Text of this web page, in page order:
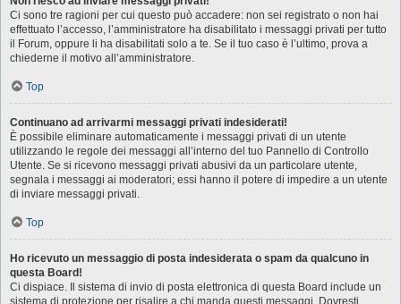
Ci sono tre ragioni per cui questo può accadere: non sei registrato o non hai
effettuato l’accesso, l’amministratore ha disabilitato i messaggi privati per tutto
il Forum, oppure li ha disabilitati solo a te. Se il tuo caso è l’ultimo, prova a
chiederne il motivo all’amministratore.
Top
Continuano ad arrivarmi messaggi privati indesiderati!
È possibile eliminare automaticamente i messaggi privati ​​di un utente
utilizzando le regole dei messaggi all’interno del tuo Pannello di Controllo
Utente. Se si ricevono messaggi privati ​​abusivi da un particolare utente,
segnala i messaggi ai moderatori; essi hanno il potere di impedire a un utente
di inviare messaggi privati​​.
Top
Ho ricevuto un messaggio di posta indesiderata o spam da qualcuno in
questa Board!
Ci dispiace. Il sistema di invio di posta elettronica di questa Board include un
sistema di protezione per risalire a chi manda questi messaggi. Dovresti